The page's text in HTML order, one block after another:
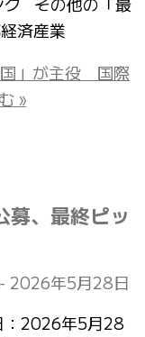
済産業
国」が主役 国際
»
募、最終ピッ
- 2026年5月28日
2026年5月28